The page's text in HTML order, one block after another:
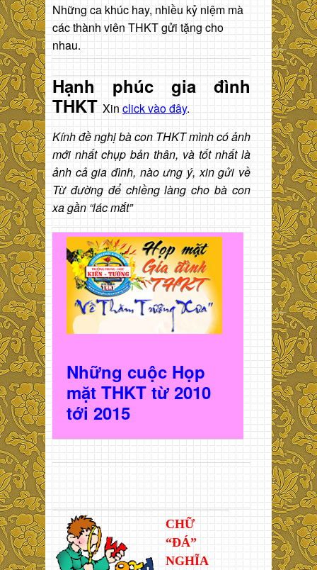
Những ca khúc hay, nhiều kỷ niệm mà
các thành viên THKT gửi tặng cho
nhau.
Hạnh phúc gia đình
THKT Xin click vào đây.
Kính đề nghị bà con THKT mình có ảnh
mới nhất chụp bản thân, và tốt nhất là
ảnh cả gia đình, nào ưng ý, xin gửi về
Từ đường để chiềng làng cho bà con
xa gần “lác mắt”
Những cuộc Họp
mặt THKT từ 2010
tới 2015
CHỮ
“ĐÁ”
NGHĨA